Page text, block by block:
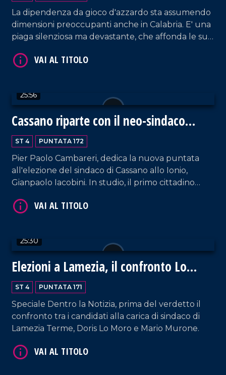
La dipendenza da gioco d'azzardo sta assumendo
dimensioni preoccupanti anche in Calabria. E' una
piaga silenziosa ma devastante, che affonda le sue
studio il dottore Roberto Calabria, direttore del
25:56
Cassano riparte con il neo-sindaco
Iacobini
ST 4 PUNTATA 172
Pier Paolo Cambareri, dedica la nuova puntata
all'elezione del sindaco di Cassano allo Ionio,
Gianpaolo Iacobini. In studio, il primo cittadino
governo e le sfide chiave: giunta, servizi, legalità,
25:30
Elezioni a Lamezia, il confronto Lo
Moro-Murone
ST 4 PUNTATA 171
Speciale Dentro la Notizia, prima del verdetto il
confronto tra i candidati alla carica di sindaco di
Lamezia Terme, Doris Lo Moro e Mario Murone.
VAI AL TITOLO